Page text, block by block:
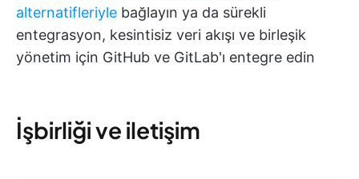
alternatifleriyle bağlayın ya da sürekli
entegrasyon, kesintisiz veri akışı ve birleşik
yönetim için GitHub ve GitLab'ı entegre edin
İşbirliği ve iletişim